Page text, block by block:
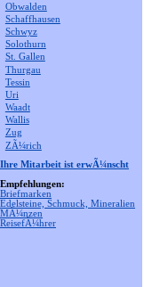
Obwalden
Schaffhausen
Schwyz
Solothurn
St. Gallen
Thurgau
Tessin
Uri
Waadt
Wallis
Zug
ZÃ¼rich
Ihre Mitarbeit ist erwÃ¼nscht
Empfehlungen:
Briefmarken
Edelsteine, Schmuck, Mineralien
MÃ¼nzen
ReisefÃ¼hrer